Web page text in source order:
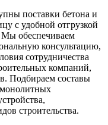
поставки бетона и
с удобной отгрузкой
Мы обеспечиваем
консультацию,
сотрудничества
компаний,
Подбираем составы
строительства.